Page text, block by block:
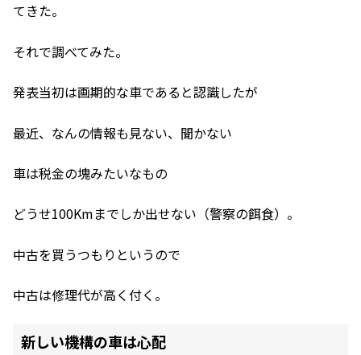
てきた。
それで調べてみた。
発表当初は画期的な車であると認識したが
最近、なんの情報も見ない、聞かない
車は税金の塊みたいなもの
どうせ100Kmまでしか出せない（警察の餌食）。
中古を買うつもりというので
中古は修理代が高く付く。
新しい機構の車は心配